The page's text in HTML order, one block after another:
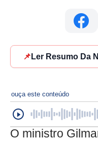
📌 Ler Resumo Da
ouça este conteúdo
O ministro